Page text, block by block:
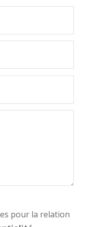
pour la relation